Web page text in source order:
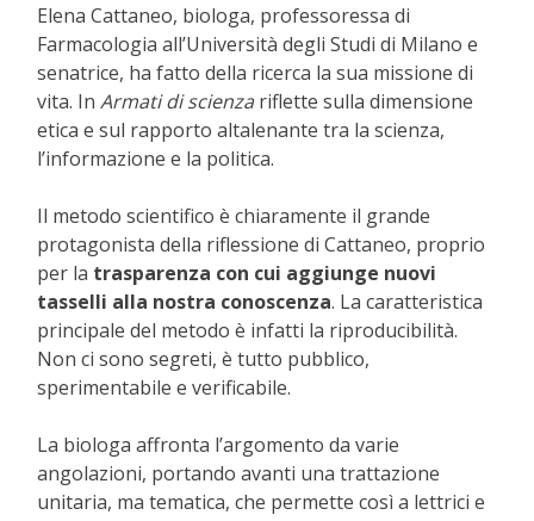
Elena Cattaneo, biologa, professoressa di
Farmacologia all’Università degli Studi di Milano e
senatrice, ha fatto della ricerca la sua missione di
vita. In Armati di scienza riflette sulla dimensione
etica e sul rapporto altalenante tra la scienza,
l’informazione e la politica.
Il metodo scientifico è chiaramente il grande
protagonista della riflessione di Cattaneo, proprio
per la trasparenza con cui aggiunge nuovi
tasselli alla nostra conoscenza. La caratteristica
principale del metodo è infatti la riproducibilità.
Non ci sono segreti, è tutto pubblico,
sperimentabile e verificabile.
La biologa affronta l’argomento da varie
angolazioni, portando avanti una trattazione
unitaria, ma tematica, che permette così a lettrici e